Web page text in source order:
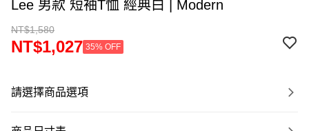
Lee 男款 短袖T恤 經典白 | Modern
NT$1,580
NT$1,027 35% OFF
請選擇商品選項